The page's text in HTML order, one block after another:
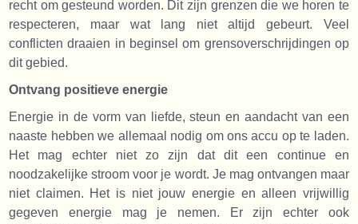
recht om gesteund worden. Dit zijn grenzen die we horen te
respecteren, maar wat lang niet altijd gebeurt. Veel
conflicten draaien in beginsel om grensoverschrijdingen op
dit gebied.
Ontvang positieve energie
Energie in de vorm van liefde, steun en aandacht van een
naaste hebben we allemaal nodig om ons accu op te laden.
Het mag echter niet zo zijn dat dit een continue en
noodzakelijke stroom voor je wordt. Je mag ontvangen maar
niet claimen. Het is niet jouw energie en alleen vrijwillig
gegeven energie mag je nemen. Er zijn echter ook